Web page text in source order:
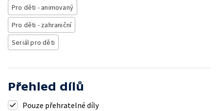
Pro děti - animovaný
Pro děti - zahraniční
Seriál pro děti
Přehled dílů
Pouze přehratelné díly